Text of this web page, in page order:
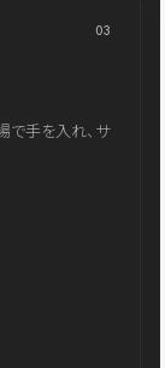
03
で手を入れ、サ